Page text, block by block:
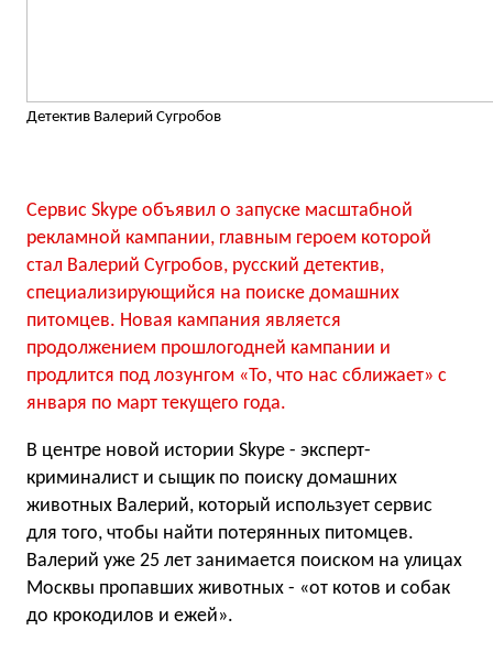
Детектив Валерий Сугробов
Сервис Skype объявил о запуске масштабной
рекламной кампании, главным героем которой
стал Валерий Сугробов, русский детектив,
специализирующийся на поиске домашних
питомцев. Новая кампания является
продолжением прошлогодней кампании и
продлится под лозунгом «То, что нас сближает» с
января по март текущего года.
В центре новой истории Skype - эксперт-
криминалист и сыщик по поиску домашних
животных Валерий, который использует сервис
для того, чтобы найти потерянных питомцев.
Валерий уже 25 лет занимается поиском на улицах
Москвы пропавших животных - «от котов и собак
до крокодилов и ежей».